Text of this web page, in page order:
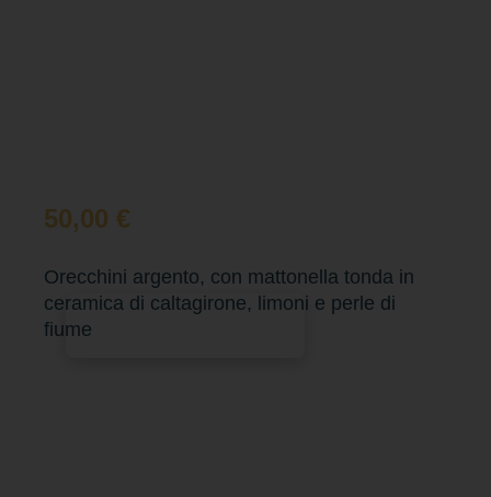
50,00 €
Orecchini argento, con mattonella tonda in
ceramica di caltagirone, limoni e perle di
fiume